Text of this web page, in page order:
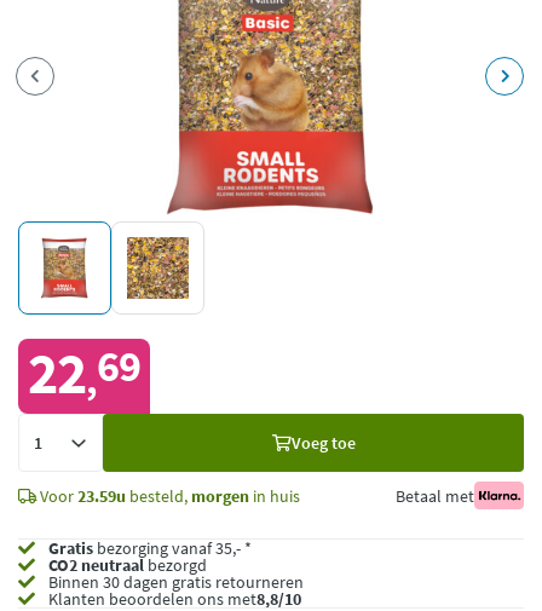
22,69
Voeg toe
Voor23.59u besteld, morgen in huis Betaal met
Gratis bezorging vanaf 35,- *
CO2 neutraalbezorgd
Binnen 30 dagen gratis retourneren
Klanten beoordelen ons met8,8/10